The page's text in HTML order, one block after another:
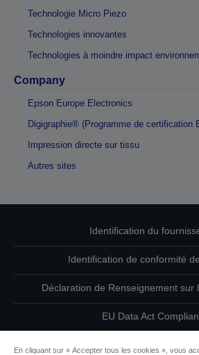
Technologie Micro Piezo
Technologies innovantes
Technologies à moindre impact
Company
Epson Europe Electronics
Digigraphie® (Programme de certification
Impression directe sur tissu
Autres sites
Identification du
Identification de conformité
Déclaration de Renseignement sur
EU Data Act
En cliquant sur « Accepter tous les cookies », vous